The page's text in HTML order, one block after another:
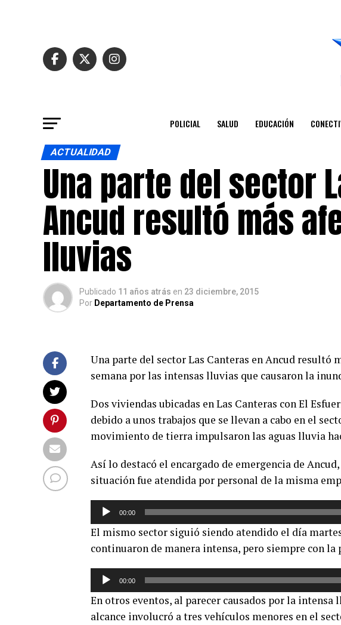
POLICIAL SALUD EDUCACIÓN
ACTUALIDAD
Una parte del sector
Ancud resultó más
lluvias
Publicado 11 años atrás en 23 diciembre, 2015
Por Departamento de Prensa
Una parte del sector Las Canteras en Ancud resultó
semana por las intensas lluvias que causaron la
Dos viviendas ubicadas en Las Canteras con El
debido a unos trabajos que se llevan a cabo en el
movimiento de tierra impulsaron las aguas lluvia
Así lo destacó el encargado de emergencia de
situación fue atendida por personal de la misma
Reproductor
audio
00:00
El mismo sector siguió siendo atendido el día
continuaron de manera intensa, pero siempre con
Reproductor
audio
00:00
En otros eventos, al parecer causados por la
alcance involucró a tres vehículos menores en el